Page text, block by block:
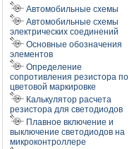
Автомобильные схемы
Автомобильные схемы
электрических соединений
Основные обозначения
элементов
Определение
сопротивления резистора по
цветовой маркировке
Калькулятор расчета
резистора для светодиодов
Плавное включение и
выключение светодиодов на
микроконтроллере